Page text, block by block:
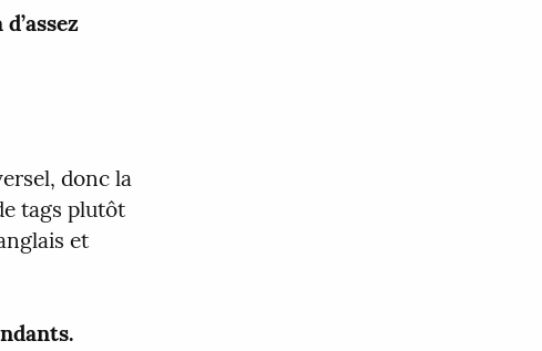
donc la
tags plutôt
pour les morceaux en anglais et